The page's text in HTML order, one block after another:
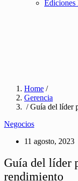
Ediciones
Home /
Gerencia
/ Guía del líder
Negocios
11 agosto, 2023
Guía del líder
rendimiento